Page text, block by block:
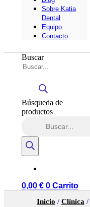
Sobre Katia
Dental
Equipo
Contacto
Buscar
Búsqueda de
productos
0,00 € 0 Carrito
Inicio /Clínica /